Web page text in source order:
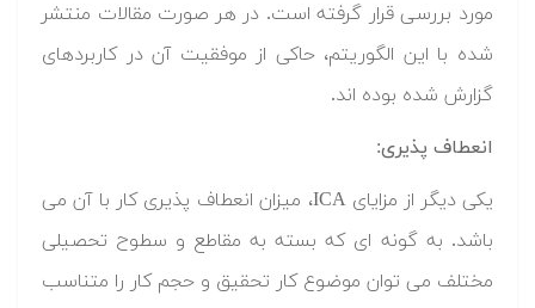
مورد بررسی قرار گرفته است. در هر صورت مقالات منتشر
شده با این الگوریتم، حاکی از موفقیت آن در کاربردهای
گزارش شده بوده اند.
انعطاف پذیری:
یکی دیگر از مزایای ICA، میزان انعطاف پذیری کار با آن می
باشد. به گونه ای که بسته به مقاطع و سطوح تحصیلی
مختلف می توان موضوع کار تحقیق و حجم کار را متناسب